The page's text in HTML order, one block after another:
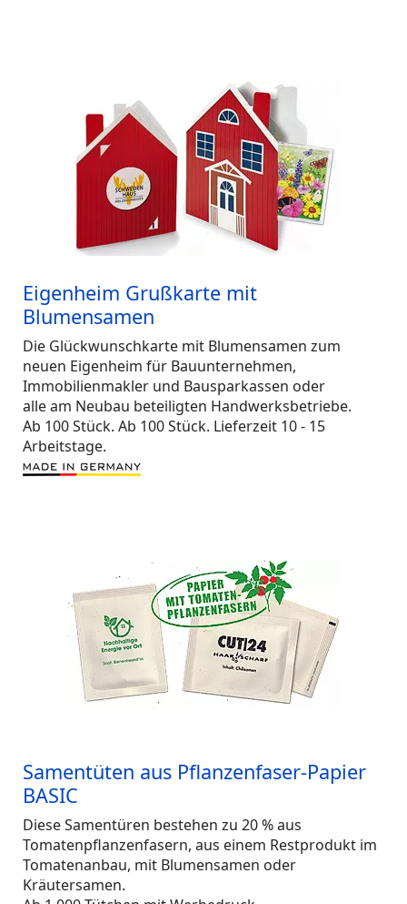
Eigenheim Grußkarte mit
Blumensamen
Die Glückwunschkarte mit Blumensamen zum
neuen Eigenheim für Bauunternehmen,
Immobilienmakler und Bausparkassen oder
alle am Neubau beteiligten Handwerksbetriebe.
Ab 100 Stück. Ab 100 Stück. Lieferzeit 10 - 15
Arbeitstage.
Samentüten aus Pflanzenfaser-Papier
BASIC
Diese Samentüren bestehen zu 20 % aus
Tomatenpflanzenfasern, aus einem Restprodukt im
Tomatenanbau, mit Blumensamen oder
Kräutersamen.